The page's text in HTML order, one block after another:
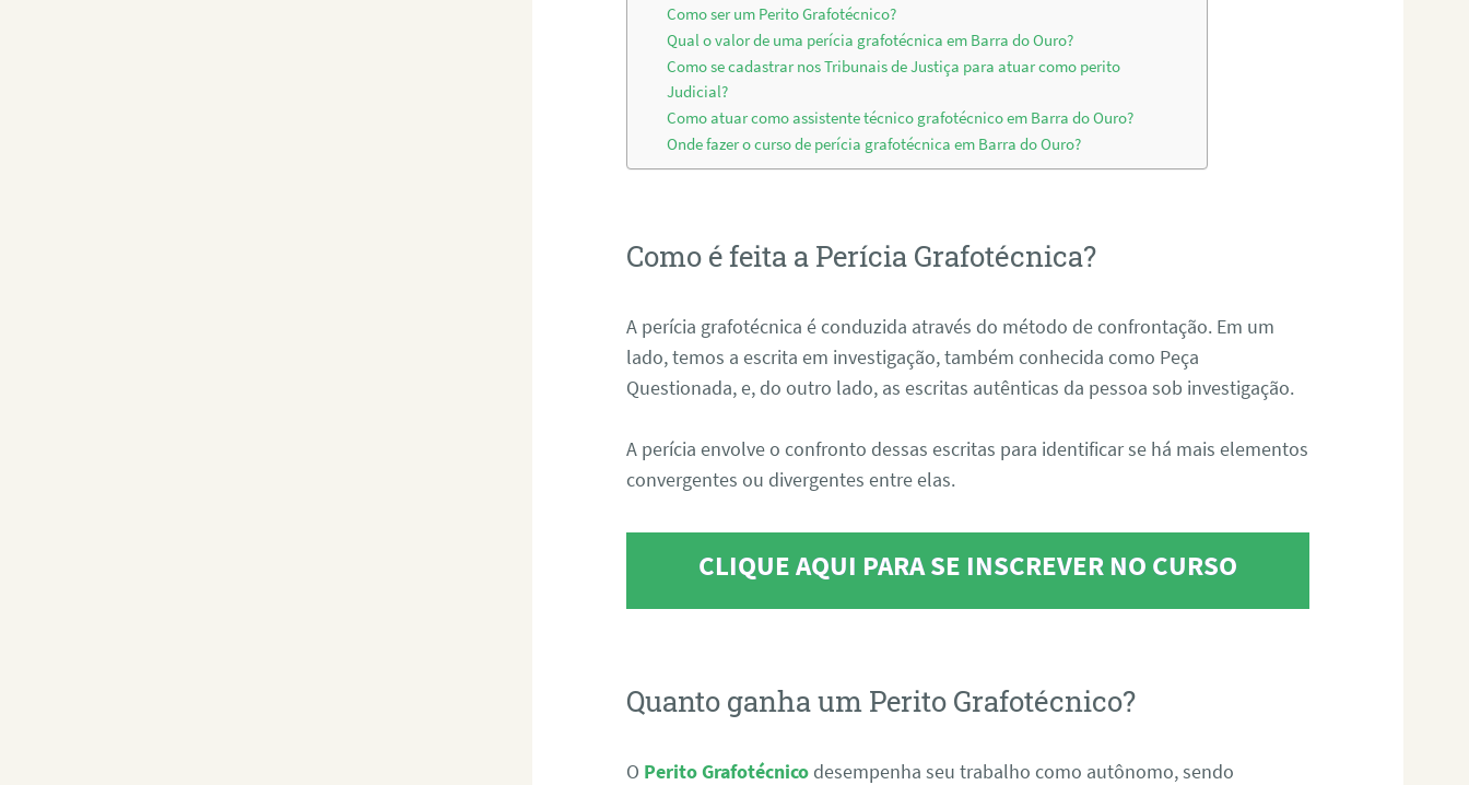
Como ser um Perito Grafotécnico?
Qual o valor de uma perícia grafotécnica em Barra do Ouro?
Como se cadastrar nos Tribunais de Justiça para atuar como perito
Judicial?
Como atuar como assistente técnico grafotécnico em Barra do Ouro?
Onde fazer o curso de perícia grafotécnica em Barra do Ouro?
Como é feita a Perícia Grafotécnica?
A perícia grafotécnica é conduzida através do método de confrontação. Em um
lado, temos a escrita em investigação, também conhecida como Peça
Questionada, e, do outro lado, as escritas autênticas da pessoa sob investigação.
A perícia envolve o confronto dessas escritas para identificar se há mais elementos
convergentes ou divergentes entre elas.
CLIQUE AQUI PARA SE INSCREVER NO CURSO
Quanto ganha um Perito Grafotécnico?
O Perito Grafotécnico desempenha seu trabalho como autônomo, sendo